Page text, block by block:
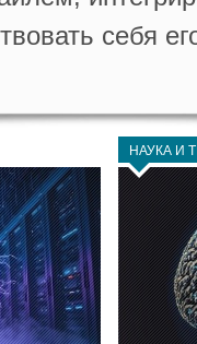
себя
НАУКА И